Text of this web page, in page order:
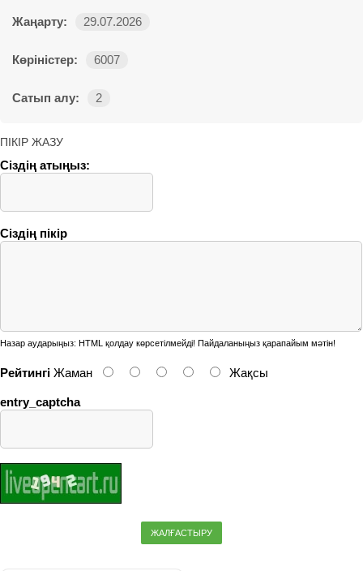
Жаңарту: 29.07.2026
Көріністер: 6007
Сатып алу: 2
ПІКІР ЖАЗУ
Сіздің атыңыз:
Сіздің пікір
Назар аударыңыз: HTML қолдау көрсетілмейді! Пайдаланыңыз қарапайым мәтін!
Рейтингі Жаман Жақсы
entry_captcha
ЖАЛҒАСТЫРУ